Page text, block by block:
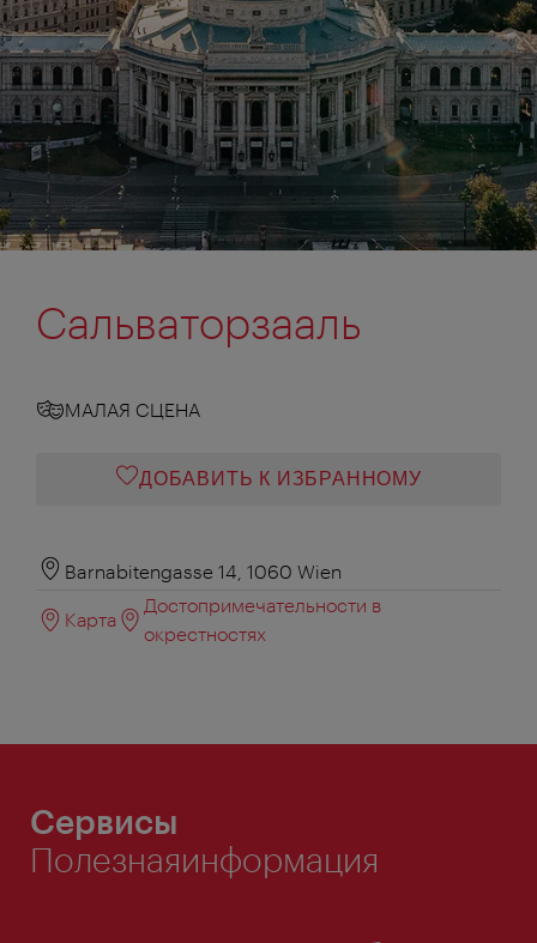
Сальваторзааль
МАЛАЯ СЦЕНА
ДОБАВИТЬ К ИЗБРАННОМУ
Barnabitengasse 14, 1060 Wien
Карта
Достопримечательности в
окрестностях
Сервисы
Полезнаяинформация